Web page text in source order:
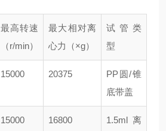
最高转速
（r/min）
最大相对离
心力（×g）
试管类
型
15000 20375
PP圆/锥
底带盖
15000 16800 1.5ml离